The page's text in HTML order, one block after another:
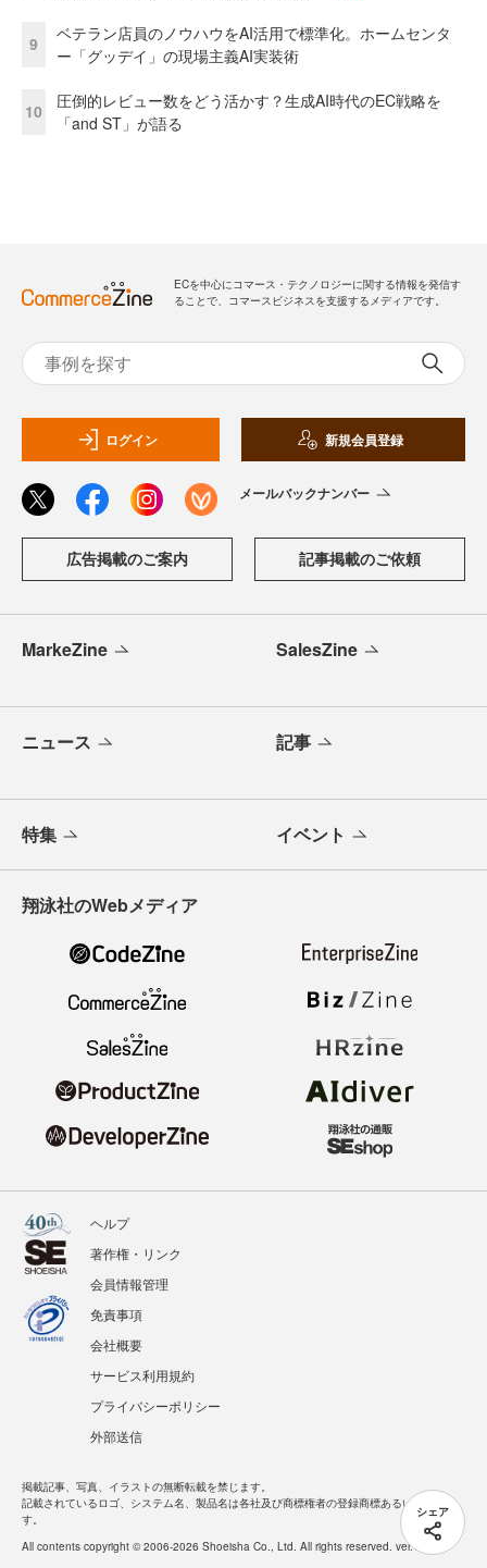
シェア
9
ベテラン店員のノウハウをAI活用で標準化。ホームセンタ
ー「グッデイ」の現場主義AI実装術
10
圧倒的レビュー数をどう活かす？生成AI時代のEC戦略を
「and ST」が語る
ECを中心にコマース・テクノロジーに関する情報を発信す
ることで、コマースビジネスを支援するメディアです。
ログイン 新規会員登録
メールバックナンバー
広告掲載のご案内 記事掲載のご依頼
MarkeZine SalesZine
ニュース 記事
特集 イベント
翔泳社のWebメディア
ヘルプ
著作権・リンク
会員情報管理
免責事項
会社概要
サービス利用規約
プライバシーポリシー
外部送信
掲載記事、写真、イラストの無断転載を禁じます。
記載されているロゴ、システム名、製品名は各社及び商標権者の登録商標あるいは商標で
す。
All contents copyright © 2006-2026 Shoeisha Co., Ltd. All rights reserved. ver.1.5